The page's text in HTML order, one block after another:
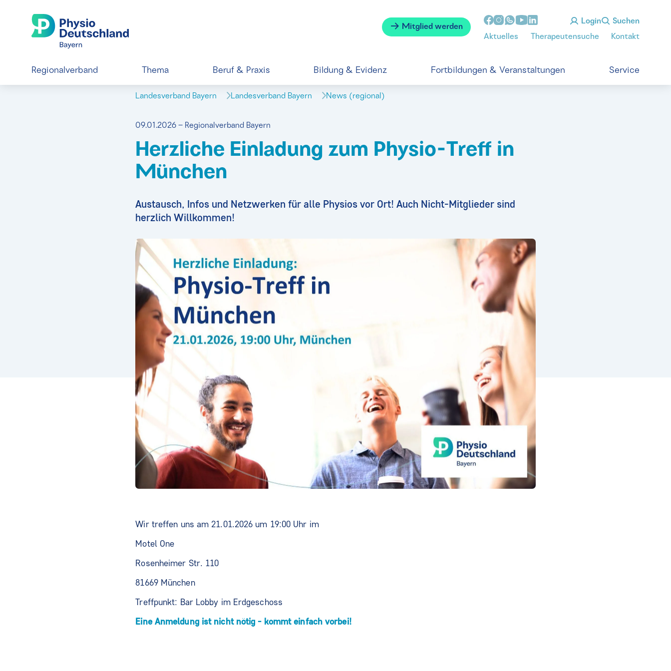
Mitglied werden
Login Suchen
Aktuelles Therapeutensuche Kontakt
Regionalverband Thema Beruf & Praxis Bildung & Evidenz Fortbildungen & Veranstaltungen Service
Landesverband Bayern Landesverband Bayern News (regional)
09.01.2026 – Regionalverband Bayern
Herzliche Einladung zum Physio-Treff in
München
Austausch, Infos und Netzwerken für alle Physios vor Ort! Auch Nicht-Mitglieder sind
herzlich Willkommen!
Wir treffen uns am 21.01.2026 um 19:00 Uhr im
Motel One
Rosenheimer Str. 110
81669 München
Treffpunkt: Bar Lobby im Erdgeschoss
Eine Anmeldung ist nicht nötig - kommt einfach vorbei!